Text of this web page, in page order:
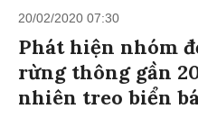
20/02/2020 07:30
Phát hiện nhóm
rừng thông gần
nhiên treo biển